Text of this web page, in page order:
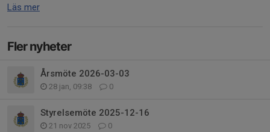
Läs mer
Fler nyheter
Årsmöte 2026-03-03
28 jan, 09:38 0
Styrelsemöte 2025-12-16
21 nov 2025 0